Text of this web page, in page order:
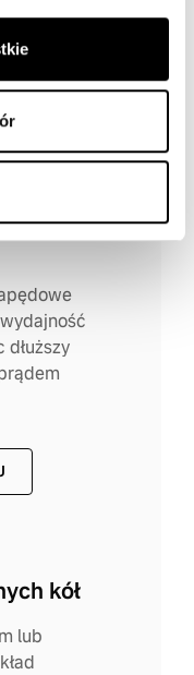
kół
lub